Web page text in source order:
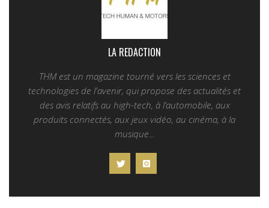
LA REDACTION
THM est un magazine tourné vers les sciences et
technologies de l'avenir, qui propose des actualités et
des avis relatifs au high-tech, à l’automobile, aux
produits connectés, aux jeux vidéo, au cinéma, à la
musique...